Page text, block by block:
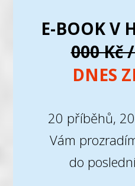
E-BOOK V
000 Kč
DNES
20 příběhů,
Vám
do